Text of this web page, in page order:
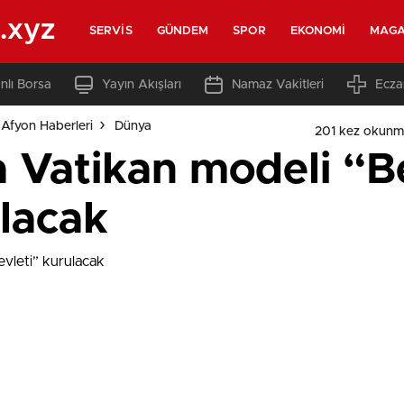
SERVIS GÜNDEM SPOR EKONOMI
Borsa Yayın Akışları Namaz Vakitleri
Haberleri Dünya 201 kez
Vatikan modeli